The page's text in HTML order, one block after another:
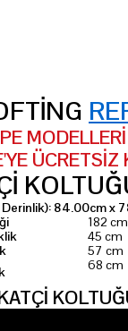
ÜCRETSİZ
Derinlik): 84.00cm x
182 cm
45 cm
57 cm
68 cm